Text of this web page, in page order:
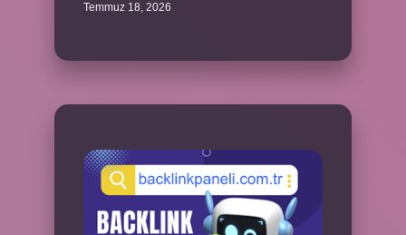
Temmuz 18, 2026